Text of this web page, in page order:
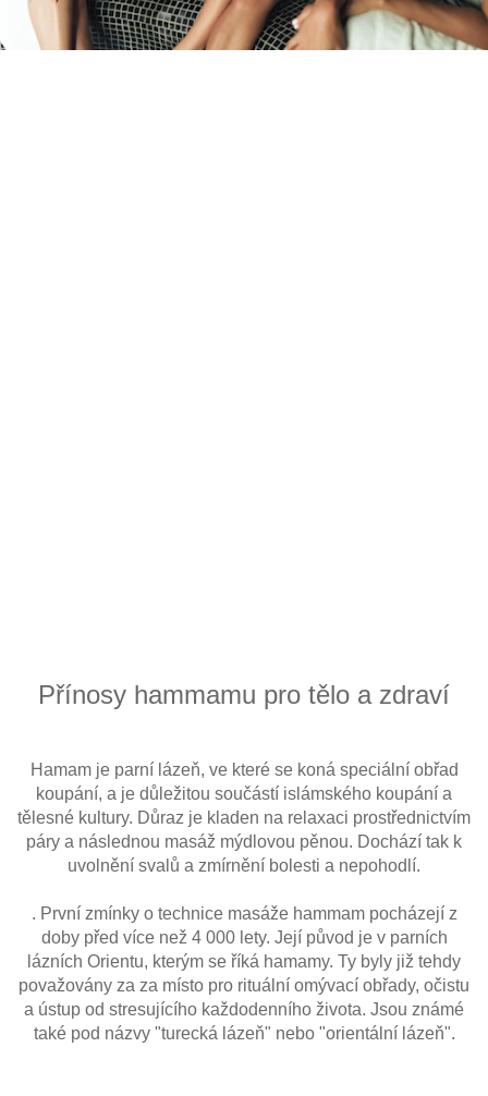
Přínosy hammamu pro tělo a zdraví
Hamam je parní lázeň, ve které se koná speciální obřad
koupání, a je důležitou součástí islámského koupání a
tělesné kultury. Důraz je kladen na relaxaci prostřednictvím
páry a následnou masáž mýdlovou pěnou. Dochází tak k
uvolnění svalů a zmírnění bolesti a nepohodlí.
. První zmínky o technice masáže hammam pocházejí z
doby před více než 4 000 lety. Její původ je v parních
lázních Orientu, kterým se říká hamamy. Ty byly již tehdy
považovány za za místo pro rituální omývací obřady, očistu
a ústup od stresujícího každodenního života. Jsou známé
také pod názvy "turecká lázeň" nebo "orientální lázeň".